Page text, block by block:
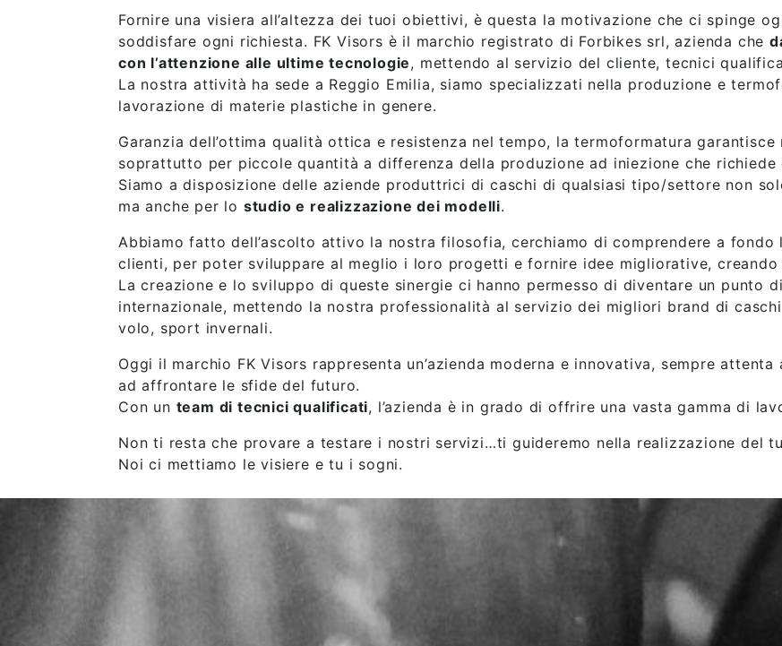
Fornire una visiera all’altezza dei tuoi obiettivi, è questa la motivazione che ci spinge
soddisfare ogni richiesta. FK Visors è il marchio registrato di Forbikes srl, azienda che
con l’attenzione alle ultime tecnologie, mettendo al servizio del cliente, tecnici
La nostra attività ha sede a Reggio Emilia, siamo specializzati nella produzione e
lavorazione di materie plastiche in genere.
Garanzia dell’ottima qualità ottica e resistenza nel tempo, la termoformatura
soprattutto per piccole quantità a differenza della produzione ad iniezione che
Siamo a disposizione delle aziende produttrici di caschi di qualsiasi tipo/settore non
ma anche per lo studio e realizzazione dei modelli.
Abbiamo fatto dell’ascolto attivo la nostra filosofia, cerchiamo di comprendere a
clienti, per poter sviluppare al meglio i loro progetti e fornire idee migliorative, creando
La creazione e lo sviluppo di queste sinergie ci hanno permesso di diventare un punto
internazionale, mettendo la nostra professionalità al servizio dei migliori brand di
volo, sport invernali.
Oggi il marchio FK Visors rappresenta un’azienda moderna e innovativa, sempre
ad affrontare le sfide del futuro.
Con un team di tecnici qualificati, l’azienda è in grado di offrire una vasta gamma di
Non ti resta che provare a testare i nostri servizi…ti guideremo nella realizzazione del
Noi ci mettiamo le visiere e tu i sogni.